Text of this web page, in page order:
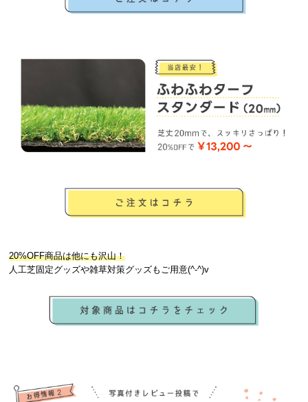
20%OFF商品は他にも沢山！
人工芝固定グッズや雑草対策グッズもご用意(^-^)v